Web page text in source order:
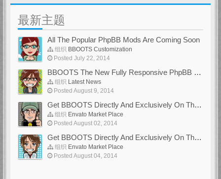
最新主题
All The Popular PhpBB Mods Are Coming Soon
组织 BBOOTS Customization
Posted July 22, 2014
BBOOTS The New Fully Responsive PhpBB Theme
组织 Latest News
Posted August 9, 2014
Get BBOOTS Directly And Exclusively On ThemeForest
组织 Envato Market Place
Posted August 02, 2014
Get BBOOTS Directly And Exclusively On ThemeForest
组织 Envato Market Place
Posted August 04, 2014